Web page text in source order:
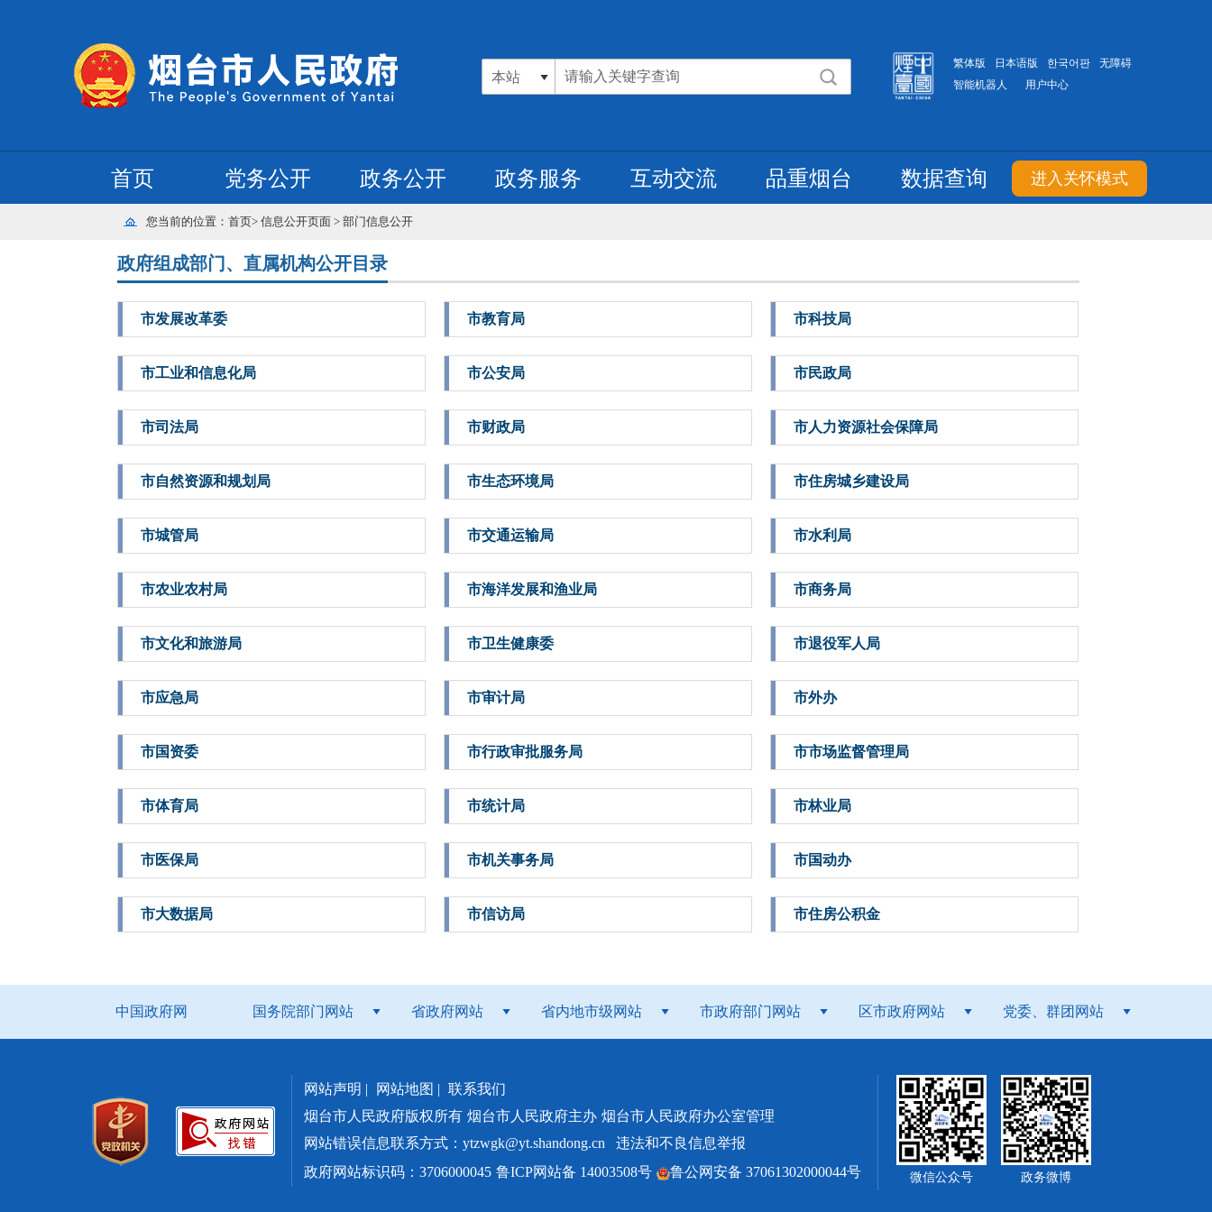
繁体版 日本语版 한국어판
无障碍
智能机器人
用户中心
首页 党务公开 政务公开 政务服务 互动交流 品重烟台 数据查询 进入关怀模式
您当前的位置： 首页> 信息公开页面 > 部门信息公开
政府组成部门、直属机构公开目录
市发展改革委 市教育局 市科技局
市工业和信息化局 市公安局 市民政局
市司法局 市财政局 市人力资源社会保障局
市自然资源和规划局 市生态环境局 市住房城乡建设局
市城管局 市交通运输局 市水利局
市农业农村局 市海洋发展和渔业局 市商务局
市文化和旅游局 市卫生健康委 市退役军人局
市应急局 市审计局 市外办
市国资委 市行政审批服务局 市市场监督管理局
市体育局 市统计局 市林业局
市医保局 市机关事务局 市国动办
市大数据局 市信访局 市住房公积金
中国政府网 国务院部门网站 省政府网站 省内地市级网站 市政府部门网站 区市政府网站 党委、群团网站
网站声明 | 网站地图 | 联系我们
烟台市人民政府版权所有 烟台市人民政府主办 烟台市人民政府办公室管理
网站错误信息联系方式：ytzwgk@yt.shandong.cn 违法和不良信息举报
政府网站标识码：3706000045 鲁ICP网站备 14003508号 鲁公网安备 37061302000044号 微信公众号 政务微博